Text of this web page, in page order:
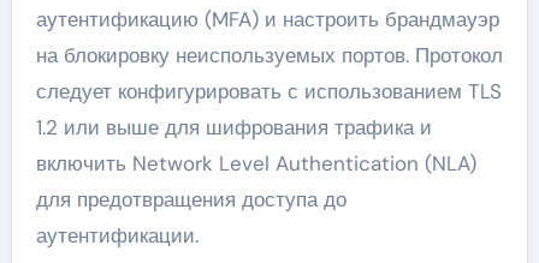
аутентификацию (MFA) и настроить брандмауэр
на блокировку неиспользуемых портов. Протокол
следует конфигурировать с использованием TLS
1.2 или выше для шифрования трафика и
включить Network Level Authentication (NLA)
для предотвращения доступа до
аутентификации.